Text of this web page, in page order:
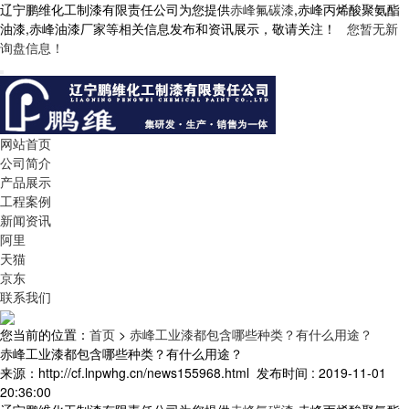
辽宁鹏维化工制漆有限责任公司为您提供赤峰氟碳漆,赤峰丙烯酸聚氨酯
油漆,赤峰油漆厂家等相关信息发布和资讯展示，敬请关注！ 您暂无新
询盘信息！
网站首页
公司简介
产品展示
工程案例
新闻资讯
阿里
天猫
京东
联系我们
您当前的位置： 首页 > 赤峰工业漆都包含哪些种类？有什么用途？
赤峰工业漆都包含哪些种类？有什么用途？
来源：http://cf.lnpwhg.cn/news155968.html 发布时间 : 2019-11-01
20:36:00